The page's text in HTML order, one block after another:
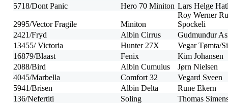
5718/Dont Panic
Hero 70 Miniton Lars Helge
2995/Vector Fragile Miniton
Roy Werner
Spockeli
2421/Fryd
Albin Cirrus
Gudmundur
13455/ Victoria
Hunter 27X
Vegar Tømta/
16879/Blaast
Fenix
Kim Johansen
2088/Bird
Albin Cumulus
Jørn Nielsen
4045/Marbella
Comfort 32
Vegard Sveen
5941/Brisen
Albin Delta
Rune Ekern
136/Nefertiti
Soling
Thomas